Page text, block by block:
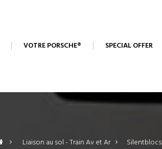
VOTRE PORSCHE® SPECIAL OFFER
> Liaison au sol - Train Av et Ar > Silentblocs